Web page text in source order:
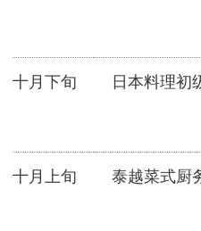
十月下旬 日本料理初
十月上旬 泰越菜式厨